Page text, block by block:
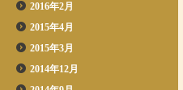
2016年2月
2015年4月
2015年3月
2014年12月